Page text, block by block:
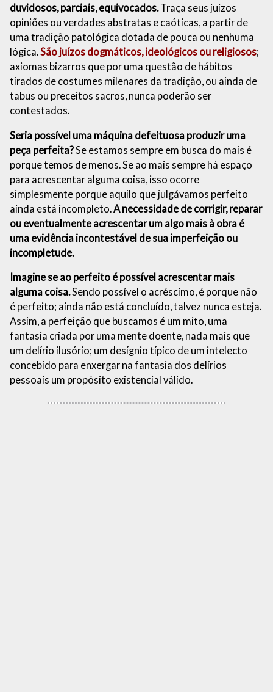
duvidosos, parciais, equivocados.Traça seus juízos
opiniões ou verdades abstratas e caóticas, a partir de
uma tradição patológica dotada de pouca ou nenhuma
lógica.São juízos dogmáticos, ideológicos ou religiosos;
axiomas bizarros que por uma questão de hábitos
tirados de costumes milenares da tradição, ou ainda de
tabus ou preceitos sacros, nunca poderão ser
contestados.
Seria possível uma máquina defeituosa produzir uma
peça perfeita?Se estamos sempre em busca do mais é
porque temos de menos. Se ao mais sempre há espaço
para acrescentar alguma coisa, isso ocorre
simplesmente porque aquilo que julgávamos perfeito
ainda está incompleto. A necessidade de corrigir, reparar
ou eventualmente acrescentar um algo mais à obra é
uma evidência incontestável de sua imperfeição ou
incompletude.
Imagine se ao perfeito é possível acrescentar mais
alguma coisa.Sendo possível o acréscimo, é porque não
é perfeito; ainda não está concluído, talvez nunca esteja.
Assim, a perfeição que buscamos é um mito, uma
fantasia criada por uma mente doente, nada mais que
um delírio ilusório; um desígnio típico de um intelecto
concebido para enxergar na fantasia dos delírios
pessoais um propósito existencial válido.